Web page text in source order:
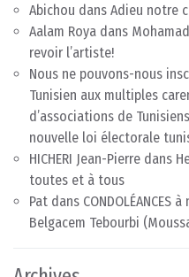
Abichou dans Adieu notre
Aalam Roya dans
revoir l’artiste!
Nous ne pouvons-nous
Tunisien aux multiples
d’associations de
nouvelle loi électorale
HICHERI Jean-Pierre dans
toutes et à tous
Pat dans
Belgacem Tebourbi